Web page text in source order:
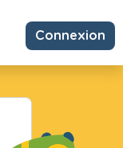
Connexion